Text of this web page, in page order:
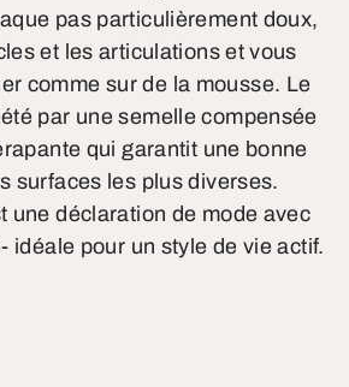
pas particulièrement doux,
et les articulations et vous
comme sur de la mousse. Le
par une semelle compensée
qui garantit une bonne
surfaces les plus diverses.
une déclaration de mode avec
idéale pour un style de vie actif.